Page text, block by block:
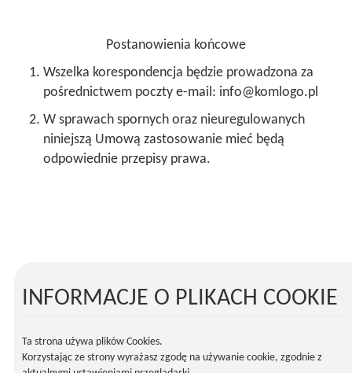
INFORMACJE O PLIKACH COOKIE
Ta strona używa plików Cookies.
Korzystając ze strony wyrażasz zgodę na używanie cookie, zgodnie z
Postanowienia końcowe
Wszelka korespondencja będzie prowadzona za
pośrednictwem poczty e-mail: info@komlogo.pl
W sprawach spornych oraz nieuregulowanych
niniejszą Umową zastosowanie mieć będą
odpowiednie przepisy prawa.